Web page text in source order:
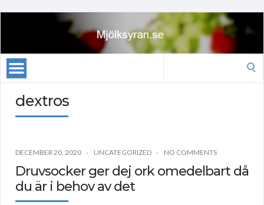
dextros
DECEMBER 20, 2020 UNCATEGORIZED NO COMMENTS
Druvsocker ger dej ork omedelbart då
du är i behov av det